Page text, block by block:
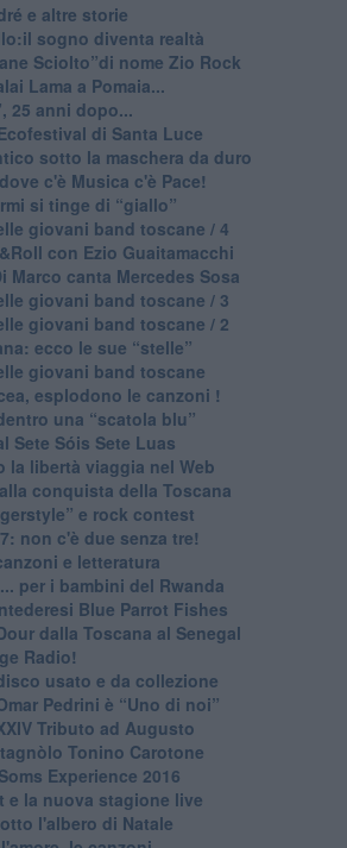
e altre storie
sogno diventa realtà
Sciolto”di nome Zio Rock
Lama a Pomaia...
25 anni dopo...
di Santa Luce
sotto la maschera da duro
c'è Musica c'è Pace!
si tinge di “giallo”
giovani band toscane / 4
con Ezio Guaitamacchi
Marco canta Mercedes Sosa
giovani band toscane / 3
giovani band toscane / 2
ecco le sue “stelle”
giovani band toscane
esplodono le canzoni !
una “scatola blu”
Sete Sóis Sete Luas
la libertà viaggia nel Web
conquista della Toscana
e rock contest
non c'è due senza tre!
e letteratura
per i bambini del Rwanda
Blue Parrot Fishes
dalla Toscana al Senegal
Radio!
usato e da collezione
Pedrini è “Uno di noi”
Tributo ad Augusto
Tonino Carotone
Experience 2016
e la nuova stagione live
l'albero di Natale